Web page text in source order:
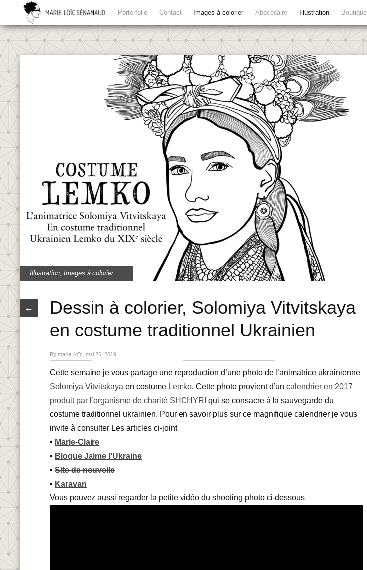
Porte folio Contact Images à colorier Abécédaire Illustration Boutique
Illustration,Images à colorier
←
Dessin à colorier, Solomiya Vitvitskaya
en costume traditionnel Ukrainien
By marie_loïc, mai 26, 2019
Cette semaine je vous partage une reproduction d’une photo de l’animatrice ukrainienne
Solomiya Vitvitskaya en costume Lemko. Cette photo provient d’uncalendrier en 2017
produit par l’organisme de charité SHCHYRI qui se consacre à la sauvegarde du
costume traditionnel ukrainien. Pour en savoir plus sur ce magnifique calendrier je vous
invite à consulter Les articles ci-joint
• Marie-Claire
• Blogue Jaime l’Ukraine
•Site de nouvelle
• Karavan
Vous pouvez aussi regarder la petite vidéo du shooting photo ci-dessous